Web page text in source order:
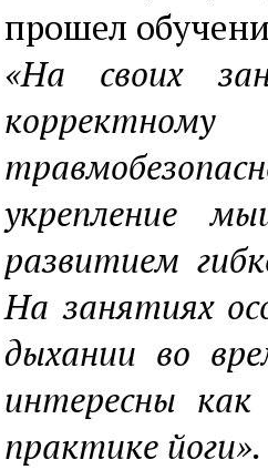
прошел
«На своих
укрепление
развитием
На занятиях
дыхании во
интересны
практике йоги».